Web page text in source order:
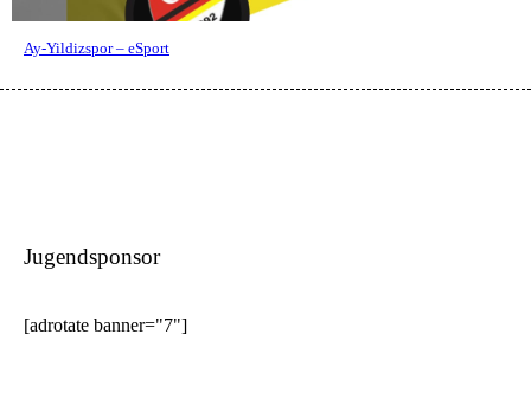
Ay-Yildizspor – eSport
Jugendsponsor
[adrotate banner="7"]